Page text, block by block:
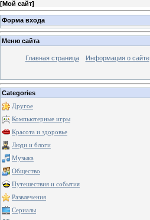
[Мой сайт]
Форма входа
Меню сайта
Главная страница Информация о сайте
Categories
Другое
Компьютерные игры
Красота и здоровье
Люди и блоги
Музыка
Общество
Путешествия и события
Развлечения
Сериалы